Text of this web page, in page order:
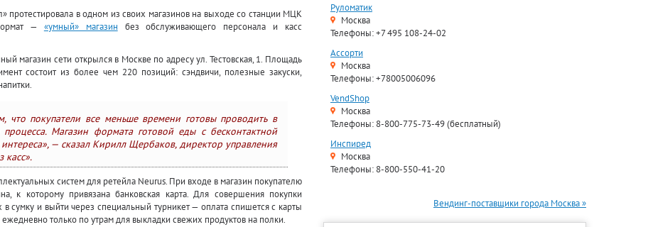
протестировала в одном из своих магазинов на выходе со станции МЦК
— «умный» магазин без обслуживающего персонала и касс
магазин сети открылся в Москве по адресу ул. Тестовская, 1. Площадь
состоит из более чем 220 позиций: сэндвичи, полезные закуски,
что покупатели все меньше времени готовы проводить в
Магазин формата готовой еды с бесконтактной
— сказал Кирилл Щербаков, директор управления
касс».
систем для ретейла Neurus. При входе в магазин покупателю
к которому привязана банковская карта. Для совершения покупки
сумку и выйти через специальный турникет — оплата спишется с карты
только по утрам для выкладки свежих продуктов на полки.
Руломатик
Москва
Телефоны: +7 495 108-24-02
Ассорти
Москва
Телефоны: +78005006096
VendShop
Москва
Телефоны: 8-800-775-73-49 (бесплатный)
Инспиред
Москва
Телефоны: 8-800-550-41-20
Вендинг-поставщики города Москва »